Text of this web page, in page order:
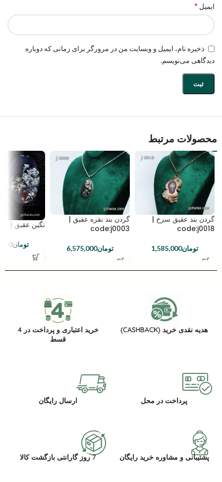
ایمیل *
ذخیره نام، ایمیل و وبسایت من در مرورگر برای زمانی که دوباره
دیدگاهی می‌نویسم.
محصولات مرتبط
گردن بند عقیق سرخ |
code:j0018
تومان1,585,000
گردن بند نقره عقیق |
code:j0003
تومان6,575,000
نگین عقیق | code:n0001
تومان
هدیه نقدی خرید (CASHBACK)
خرید اعتباری و پرداخت در 4
قسط
پرداخت در محل ارسال رایگان
پشتیبانی و مشاوره خرید رایگان 7 روز گارانتی بازگشت کالا